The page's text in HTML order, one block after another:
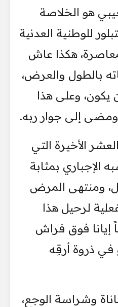
هو الخلاصة
للوطنية العدنية
هكذا عاش
بالطول والعرض،
يكون، وعلى هذا
ومضى إلى جوار ربه.
الأخيرة التي
الإجباري بمثابة
ومنتهى المرض
لرحيل هذا
إيانا فوق فراش
في ذروة أرقِه
وشراسة الوجع،